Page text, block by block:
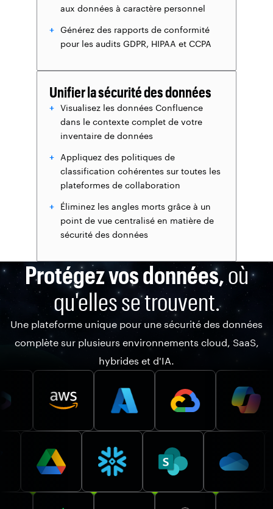
aux données à caractère personnel
Générez des rapports de conformité
pour les audits GDPR, HIPAA et CCPA
Unifier la sécurité des données
Visualisez les données Confluence
dans le contexte complet de votre
inventaire de données
Appliquez des politiques de
classification cohérentes sur toutes les
plateformes de collaboration
Éliminez les angles morts grâce à un
point de vue centralisé en matière de
sécurité des données
Protégez vos données,où
qu'elles se trouvent.
Une plateforme unique pour une sécurité des données
complète sur plusieurs environnements cloud, SaaS,
hybrides et d'IA.